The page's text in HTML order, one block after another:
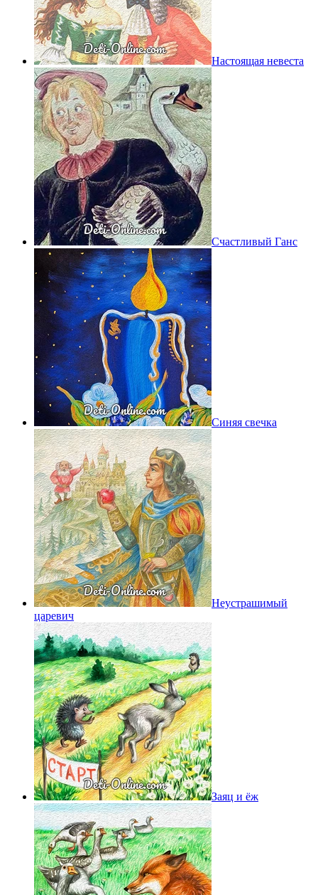
Настоящая невеста
Счастливый Ганс
Синяя свечка
Неустрашимый
царевич
Заяц и ёж